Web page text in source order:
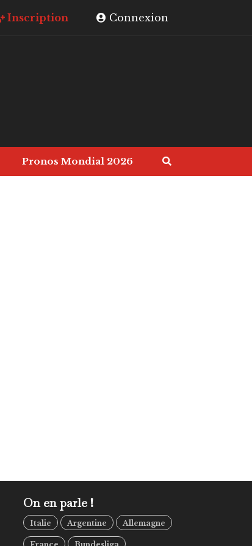
Inscription Connexion
Pronos Mondial 2026
On en parle !
Italie Argentine Allemagne